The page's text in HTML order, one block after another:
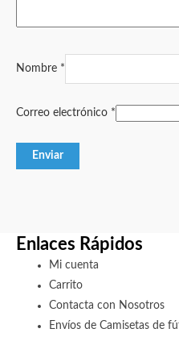
Nombre *
Correo electrónico *
Enlaces Rápidos
Mi cuenta
Carrito
Contacta con Nosotros
Envíos de Camisetas de